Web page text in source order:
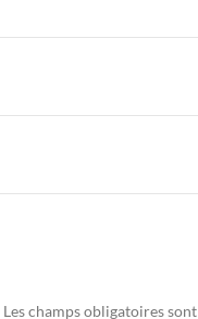
Les champs obligatoires sont